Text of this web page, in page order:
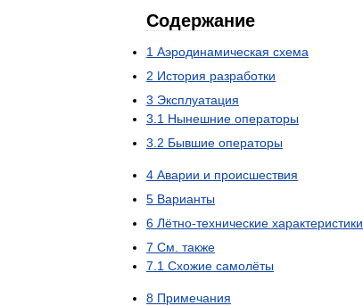
Содержание
1 Аэродинамическая схема
2 История разработки
3 Эксплуатация
3 1 Нынешние операторы
3 2 Бывшие операторы
4 Аварии и происшествия
5 Варианты
6 Лётно-технические характеристики
7 См также
7 1 Схожие самолёты
8 Примечания